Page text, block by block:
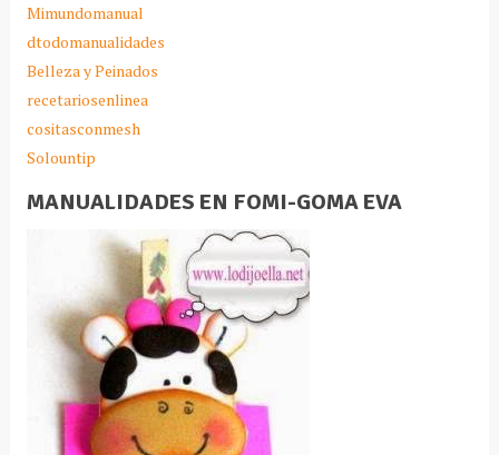
Mimundomanual
dtodomanualidades
Belleza y Peinados
recetariosenlinea
cositasconmesh
Solountip
MANUALIDADES EN FOMI-GOMA EVA